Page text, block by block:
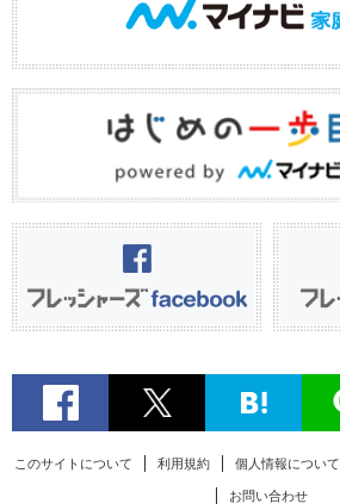
このサイトについて 利用規約 個人情報について
お問い合わせ